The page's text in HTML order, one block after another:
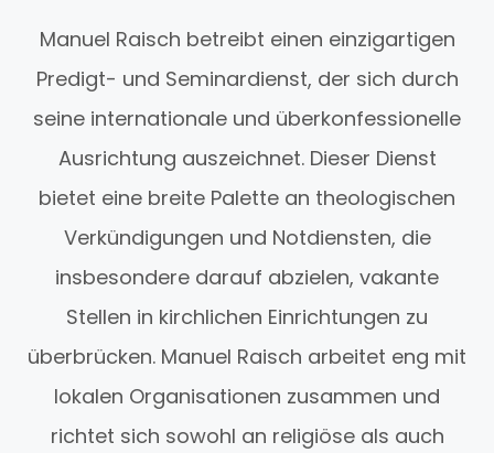
Manuel Raisch betreibt einen einzigartigen
Predigt- und Seminardienst, der sich durch
seine internationale und überkonfessionelle
Ausrichtung auszeichnet. Dieser Dienst
bietet eine breite Palette an theologischen
Verkündigungen und Notdiensten, die
insbesondere darauf abzielen, vakante
Stellen in kirchlichen Einrichtungen zu
überbrücken. Manuel Raisch arbeitet eng mit
lokalen Organisationen zusammen und
richtet sich sowohl an religiöse als auch